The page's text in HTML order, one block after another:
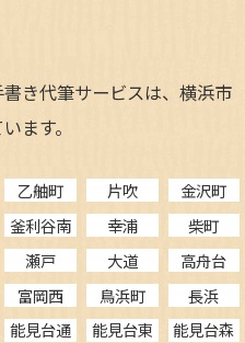
き代筆サービスは、横浜市
ます。
乙舳町 片吹
金沢町
釜利谷南 幸浦
柴町
瀬戸 大道
高舟台
富岡西 鳥浜町
長浜
能見台通 能見台東
能見台森